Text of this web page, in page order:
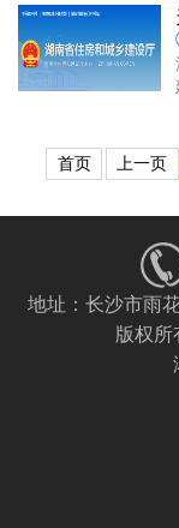
首页 上一页
地址：长沙市雨
版权所